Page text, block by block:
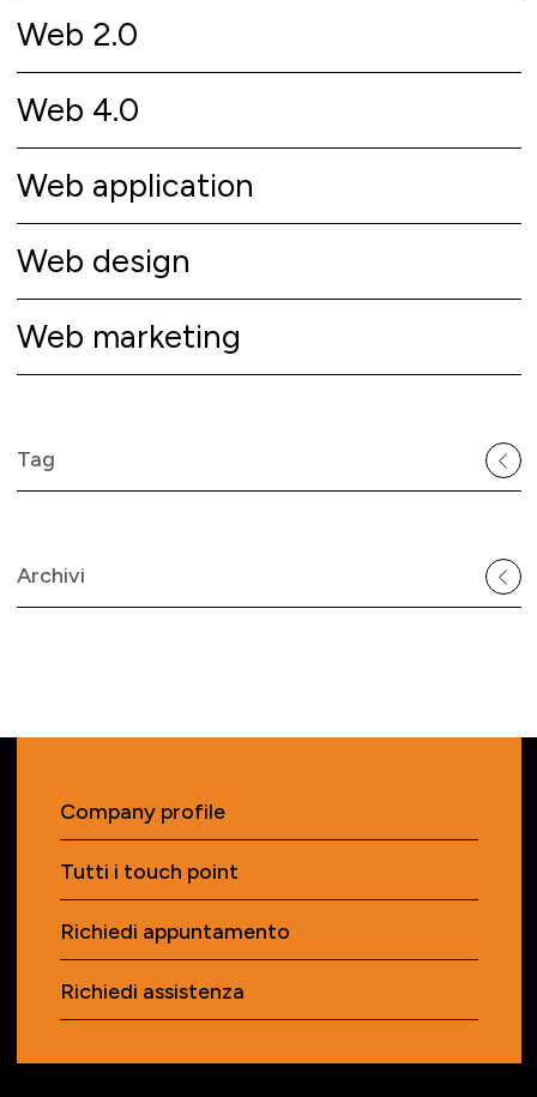
Web 2.0
Web 4.0
Web application
Web design
Web marketing
Tag
Archivi
Company profile
Tutti i touch point
Richiedi appuntamento
Richiedi assistenza